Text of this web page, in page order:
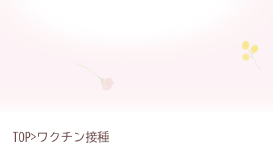
TOP>ワクチン接種